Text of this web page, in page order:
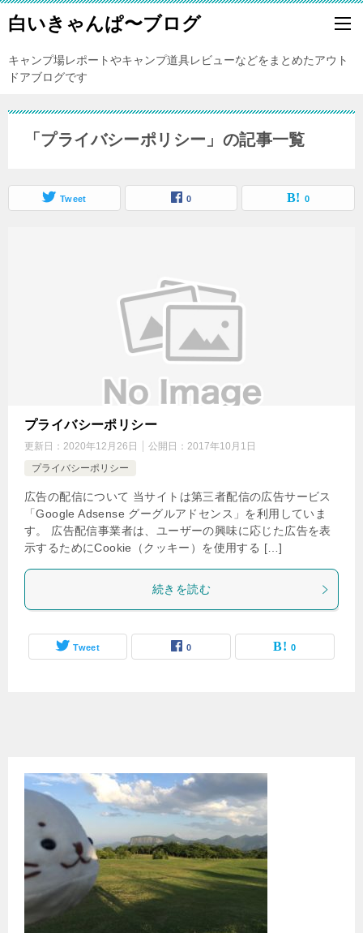
白いきゃんぱ〜ブログ
キャンプ場レポートやキャンプ道具レビューなどをまとめたアウト
ドアブログです
「プライバシーポリシー」の記事一覧
Tweet 0 0
プライバシーポリシー
更新日： 2020年12月26日 公開日： 2017年10月1日
プライバシーポリシー
広告の配信について 当サイトは第三者配信の広告サービス
「Google Adsense グーグルアドセンス」を利用していま
す。 広告配信事業者は、ユーザーの興味に応じた広告を表
示するためにCookie（クッキー）を使用する […]
続きを読む
Tweet 0 0